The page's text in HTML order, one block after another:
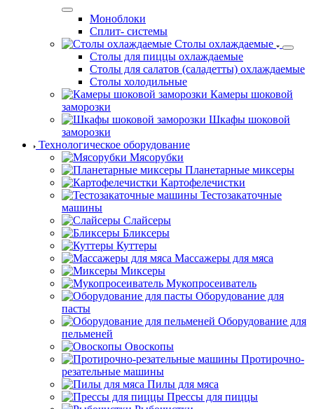
Моноблоки
Сплит- системы
Столы охлаждаемые
Столы для пиццы охлаждаемые
Столы для салатов (саладетты) охлаждаемые
Столы холодильные
Камеры шоковой
заморозки
Шкафы шоковой
заморозки
Технологическое оборудование
Мясорубки
Планетарные миксеры
Картофелечистки
Тестозакаточные
машины
Слайсеры
Бликсеры
Куттеры
Массажеры для мяса
Миксеры
Мукопросеиватель
Оборудование для
пасты
Оборудование для
пельменей
Овоскопы
Протирочно-
резательные машины
Пилы для мяса
Прессы для пиццы